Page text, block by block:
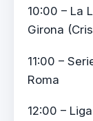
10:00 – La
Girona
11:00 –
Roma
12:00 –